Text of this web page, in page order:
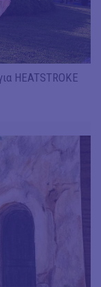
HEATSTROKE